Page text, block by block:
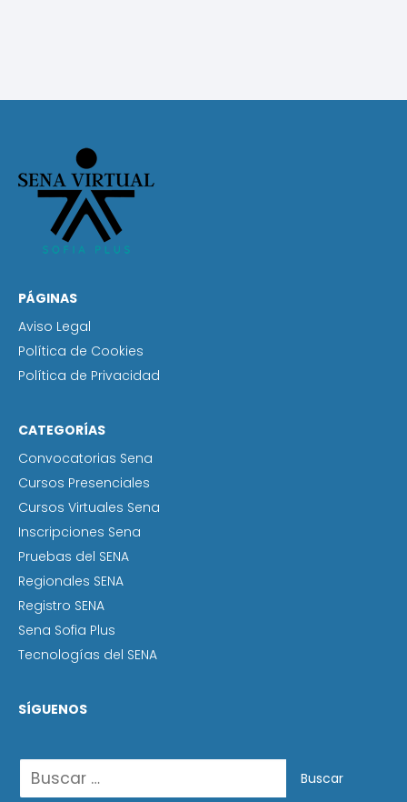
PÁGINAS
Aviso Legal
Política de Cookies
Política de Privacidad
CATEGORÍAS
Convocatorias Sena
Cursos Presenciales
Cursos Virtuales Sena
Inscripciones Sena
Pruebas del SENA
Regionales SENA
Registro SENA
Sena Sofia Plus
Tecnologías del SENA
SÍGUENOS